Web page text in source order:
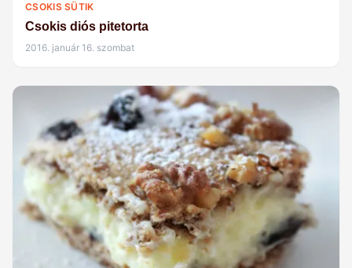
CSOKIS SÜTIK
Csokis diós pitetorta
2016. január 16. szombat